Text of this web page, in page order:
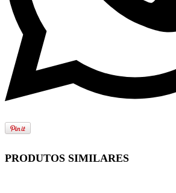
PRODUTOS SIMILARES